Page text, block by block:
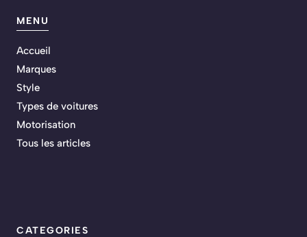
MENU
Accueil
Marques
Style
Types de voitures
Motorisation
Tous les articles
CATEGORIES